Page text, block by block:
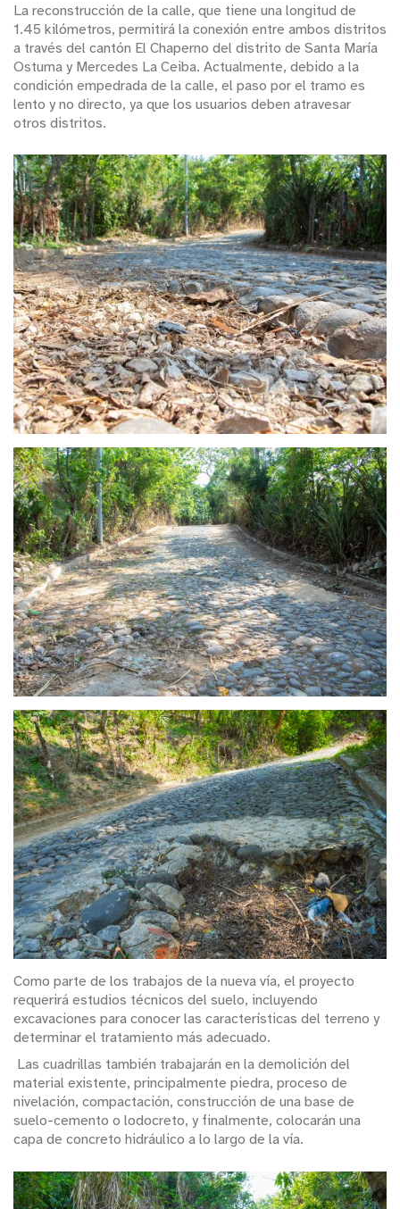
La reconstrucción de la calle, que tiene una longitud de
1.45 kilómetros, permitirá la conexión entre ambos distritos
a través del cantón El Chaperno del distrito de Santa María
Ostuma y Mercedes La Ceiba. Actualmente, debido a la
condición empedrada de la calle, el paso por el tramo es
lento y no directo, ya que los usuarios deben atravesar
otros distritos.
Como parte de los trabajos de la nueva vía, el proyecto
requerirá estudios técnicos del suelo, incluyendo
excavaciones para conocer las características del terreno y
determinar el tratamiento más adecuado.
Las cuadrillas también trabajarán en la demolición del
material existente, principalmente piedra, proceso de
nivelación, compactación, construcción de una base de
suelo-cemento o lodocreto, y finalmente, colocarán una
capa de concreto hidráulico a lo largo de la vía.